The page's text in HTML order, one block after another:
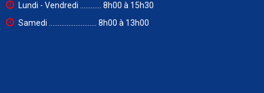
Lundi - Vendredi ............ 8h00 à 15h30
Samedi ........................... 8h00 à 13h00